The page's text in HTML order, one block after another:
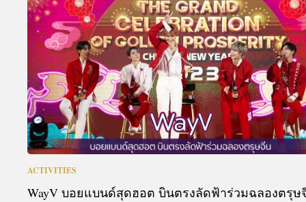
ACTIVITIES
WayV บอยแบนด์สุดฮอต บินตรงลัดฟ้าร่วมฉลองตรุษ